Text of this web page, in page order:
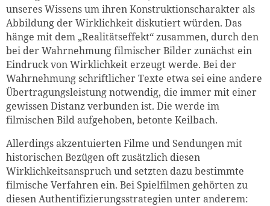
unseres Wissens um ihren Konstruktionscharakter als
Abbildung der Wirklichkeit diskutiert würden. Das
hänge mit dem „Realitätseffekt“ zusammen, durch den
bei der Wahrnehmung filmischer Bilder zunächst ein
Eindruck von Wirklichkeit erzeugt werde. Bei der
Wahrnehmung schriftlicher Texte etwa sei eine andere
Übertragungsleistung notwendig, die immer mit einer
gewissen Distanz verbunden ist. Die werde im
filmischen Bild aufgehoben, betonte Keilbach.
Allerdings akzentuierten Filme und Sendungen mit
historischen Bezügen oft zusätzlich diesen
Wirklichkeitsanspruch und setzten dazu bestimmte
filmische Verfahren ein. Bei Spielfilmen gehörten zu
diesen Authentifizierungsstrategien unter anderem: